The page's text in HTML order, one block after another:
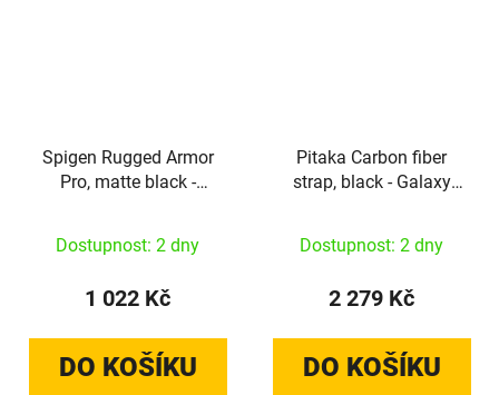
Spigen Rugged Armor
Pro, matte black -
Dostupnost: 2 dny
1 022 Kč
DO KOŠÍKU
Pitaka Carbon fiber
strap, black - Galaxy
Dostupnost: 2 dny
2 279 Kč
DO KOŠÍKU